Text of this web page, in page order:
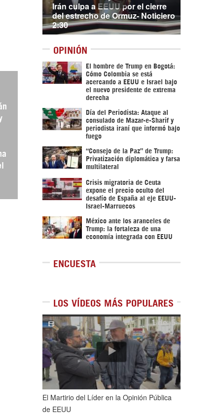
Irán culpa a EEUU por el cierre
del estrecho de Ormuz- Noticiero
2:30
OPINIÓN
El hombre de Trump en Bogotá:
Cómo Colombia se está
acercando a EEUU e Israel bajo
el nuevo presidente de extrema
derecha
Día del Periodista: Ataque al
consulado de Mazar-e-Sharif y
periodista iraní que informó bajo
fuego
“Consejo de la Paz” de Trump:
Privatización diplomática y farsa
multilateral
Crisis migratoria de Ceuta
expone el precio oculto del
desafío de España al eje EEUU-
Israel-Marruecos
México ante los aranceles de
Trump: la fortaleza de una
economía integrada con EEUU
ENCUESTA
LOS VÍDEOS MÁS POPULARES
1de5
El Martirio del Líder en la Opinión Pública
de EEUU